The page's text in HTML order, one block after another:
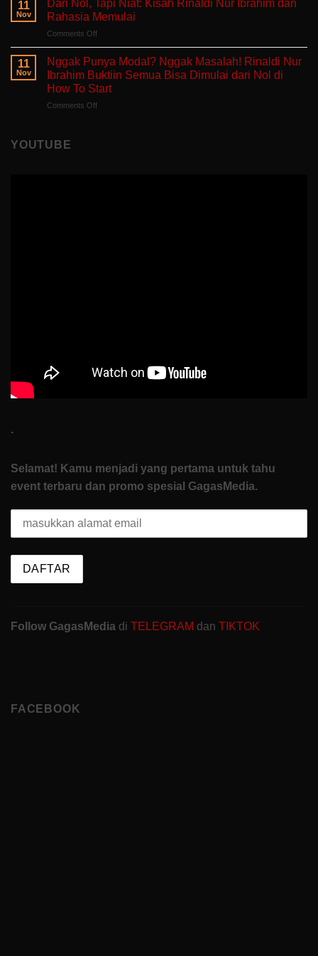
Berjuang
Healing
ke
Diri
Sendiri
Takut
Salah:
Apa
yang
Ditemukan
Fitria
Saat
Mengajar
di
11
Nov
Dari Nol, Tapi Niat: Kisah Rinaldi Nur Ibrahim dan
Rahasia Memulai
Comments Offon
Tapi
Niat:
Kisah
Rinaldi
11
Nov
Nggak Punya Modal? Nggak Masalah! Rinaldi Nur
Ibrahim Buktiin Semua Bisa Dimulai dari Nol di
How To Start
Comments Offon
YOUTUBE
.
Selamat! Kamu menjadi yang pertama untuk tahu
event terbaru dan promo spesial GagasMedia.
Follow GagasMedia di TELEGRAM dan TIKTOK
FACEBOOK